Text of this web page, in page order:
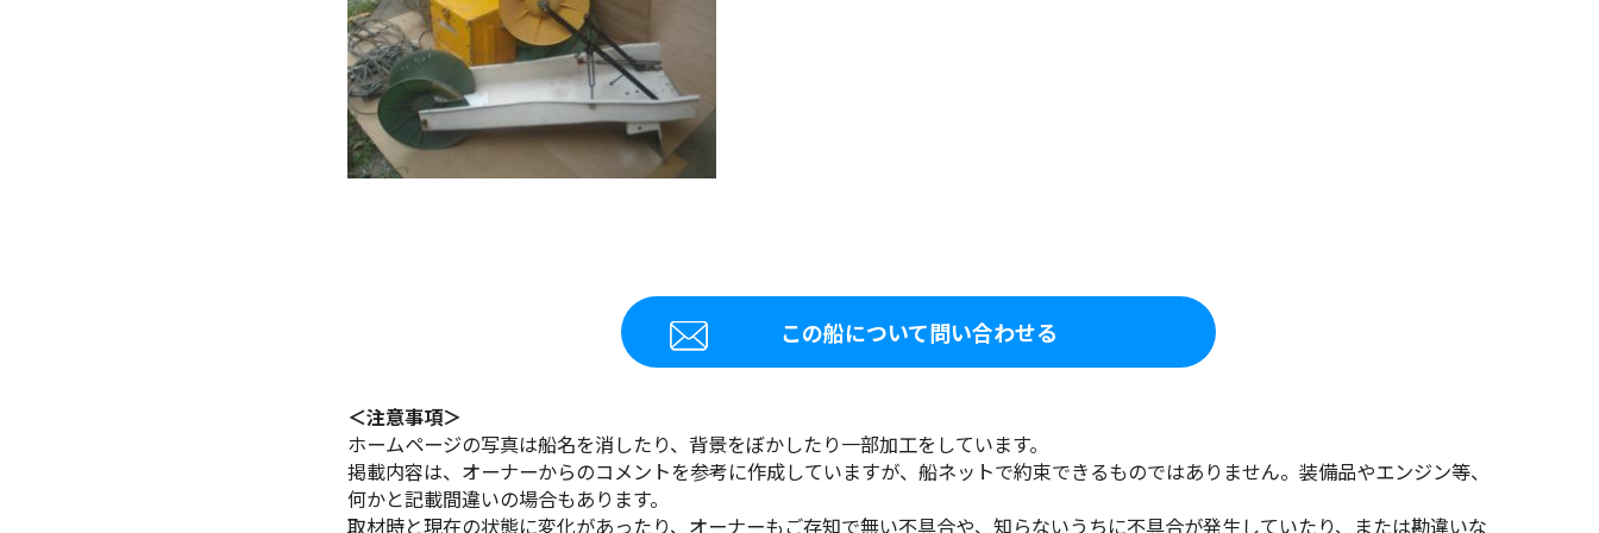
この船について問い合わせる
＜注意事項＞
ホームページの写真は船名を消したり、背景をぼかしたり一部加工をしています。
掲載内容は、オーナーからのコメントを参考に作成していますが、船ネットで約束できるものではありません。装備品やエンジン等、
何かと記載間違いの場合もあります。
取材時と現在の状態に変化があったり、オーナーもご存知で無い不具合や、知らないうちに不具合が発生していたり、または勘違いな